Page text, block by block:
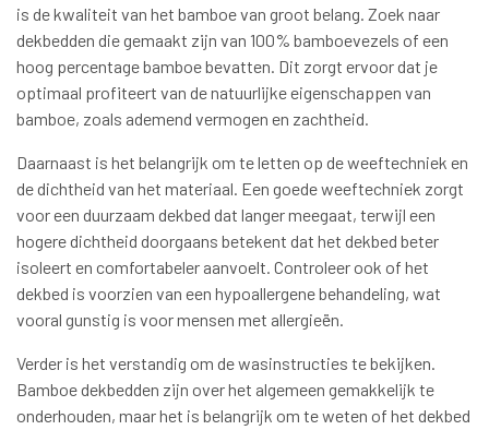
is de kwaliteit van het bamboe van groot belang. Zoek naar
dekbedden die gemaakt zijn van 100% bamboevezels of een
hoog percentage bamboe bevatten. Dit zorgt ervoor dat je
optimaal profiteert van de natuurlijke eigenschappen van
bamboe, zoals ademend vermogen en zachtheid.
Daarnaast is het belangrijk om te letten op de weeftechniek en
de dichtheid van het materiaal. Een goede weeftechniek zorgt
voor een duurzaam dekbed dat langer meegaat, terwijl een
hogere dichtheid doorgaans betekent dat het dekbed beter
isoleert en comfortabeler aanvoelt. Controleer ook of het
dekbed is voorzien van een hypoallergene behandeling, wat
vooral gunstig is voor mensen met allergieën.
Verder is het verstandig om de wasinstructies te bekijken.
Bamboe dekbedden zijn over het algemeen gemakkelijk te
onderhouden, maar het is belangrijk om te weten of het dekbed